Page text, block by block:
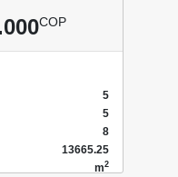
COP
5
5
8
13665.25
m2